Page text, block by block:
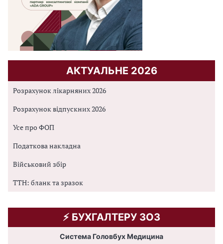
АКТУАЛЬНЕ 2026
Розрахунок лікарняних 2026
Розрахунок відпускних 2026
Усе про ФОП
Податкова накладна
Військовий збір
ТТН: бланк та зразок
⚡️ БУХГАЛТЕРУ ЗОЗ
Система Головбух Медицина